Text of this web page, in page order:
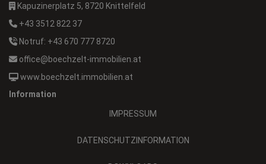
Kapuzinerplatz 5, 8720 Knittelfeld
+43 3512 822 37
Notruf: +43 670 777 8720
office@boechzelt-immobilien.at
www.boechzelt.immobilien.at
Information
IMPRESSUM
DATENSCHUTZINFORMATION